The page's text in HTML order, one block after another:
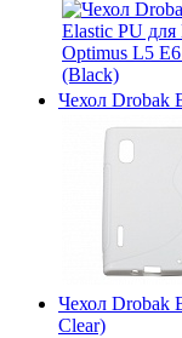
Чехол Drobak
Чехол Drobak
Clear)